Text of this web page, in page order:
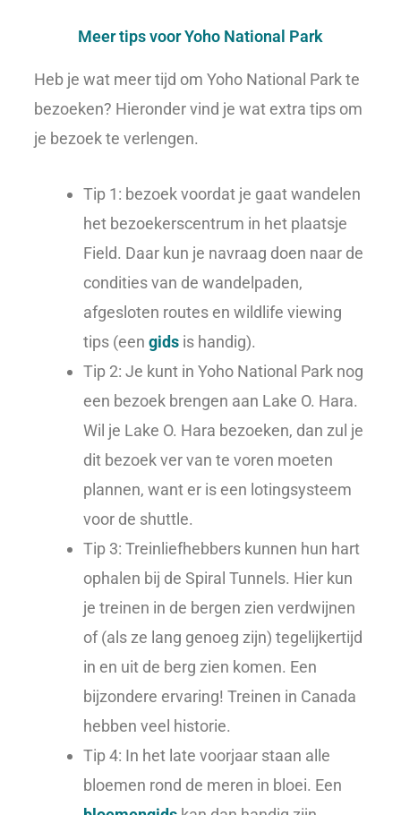
Meer tips voor Yoho National Park
Heb je wat meer tijd om Yoho National Park te
bezoeken? Hieronder vind je wat extra tips om
je bezoek te verlengen.
Tip 1: bezoek voordat je gaat wandelen
het bezoekerscentrum in het plaatsje
Field. Daar kun je navraag doen naar de
condities van de wandelpaden,
afgesloten routes en wildlife viewing
tips (een gidsis handig).
Tip 2: Je kunt in Yoho National Park nog
een bezoek brengen aan Lake O. Hara.
Wil je Lake O. Hara bezoeken, dan zul je
dit bezoek ver van te voren moeten
plannen, want er is een lotingsysteem
voor de shuttle.
Tip 3: Treinliefhebbers kunnen hun hart
ophalen bij de Spiral Tunnels. Hier kun
je treinen in de bergen zien verdwijnen
of (als ze lang genoeg zijn) tegelijkertijd
in en uit de berg zien komen. Een
bijzondere ervaring! Treinen in Canada
hebben veel historie.
Tip 4: In het late voorjaar staan alle
bloemen rond de meren in bloei. Een